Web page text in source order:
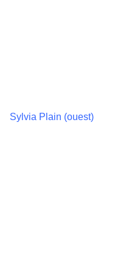
Sylvia Plain (ouest)